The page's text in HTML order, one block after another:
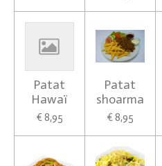
Patat
Hawaï
€ 8,95
Patat
shoarma
€ 8,95